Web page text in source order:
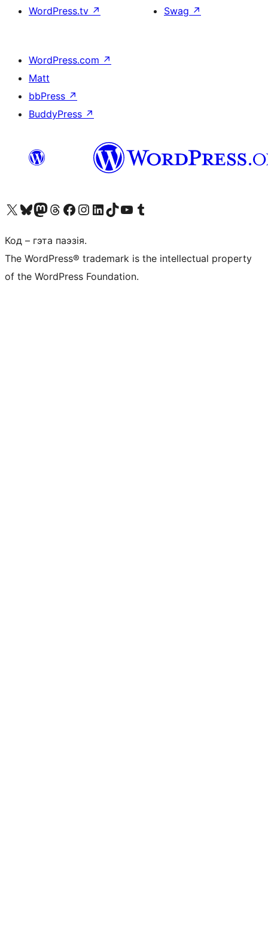
WordPress.tv ↗
Swag ↗
WordPress.com ↗
Matt
bbPress ↗
BuddyPress ↗
Наведайце наш акаўнт у X (былы Twitter)
Visit our Bluesky account
Visit our Mastodon account
Visit our Threads account
Наведаеце нашу старонку на Facebook
Наведайце наш Instagram
Наведайце нашу старонку ў LinkedIn
Visit our TikTok account
Наведайце наш YouTube каналVisit our Tumblr account
Код – гэта паэзія.
The WordPress® trademark is the intellectual property
of the WordPress Foundation.